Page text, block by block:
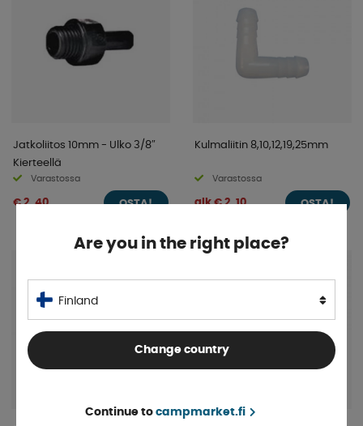
Jatkoliitos 10mm - Ulko 3/8″
Kierteellä
Varastossa
€ 2 .40 OSTA!
Kulmaliitin 8,10,12,19,25mm
Varastossa
alk € 2 .10 OSTA!
Are you in the right place?
Finland
Change country
Continue to campmarket.fi